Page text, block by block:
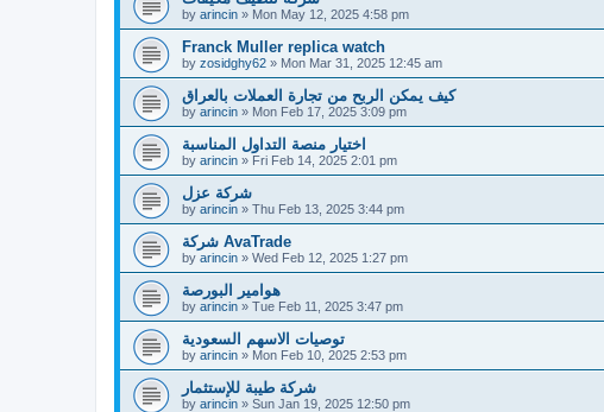
by arincin » Mon May 12, 2025 4:58 pm
Franck Muller replica watch
by zosidghy62 » Mon Mar 31, 2025 12:45 am
كيف يمكن الربح من تجارة العملات بالعراق
by arincin » Mon Feb 17, 2025 3:09 pm
اختيار منصة التداول المناسبة
by arincin » Fri Feb 14, 2025 2:01 pm
شركة عزل
by arincin » Thu Feb 13, 2025 3:44 pm
شركة AvaTrade
by arincin » Wed Feb 12, 2025 1:27 pm
هوامير البورصة
by arincin » Tue Feb 11, 2025 3:47 pm
توصيات الاسهم السعودية
by arincin » Mon Feb 10, 2025 2:53 pm
شركة طيبة للإستثمار
by arincin » Sun Jan 19, 2025 12:50 pm